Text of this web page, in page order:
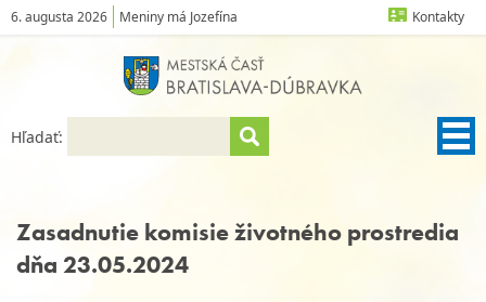
6. augusta 2026 Meniny má Jozefína Kontakty
Hľadať:
Zasadnutie komisie životného prostredia
dňa 23.05.2024